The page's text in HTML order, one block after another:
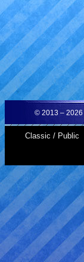
© 2013 – 2026
Classic / Public